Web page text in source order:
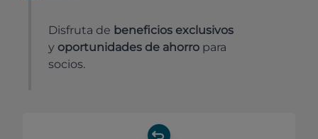
Disfruta de beneficios exclusivos
y oportunidades de ahorro para
socios.